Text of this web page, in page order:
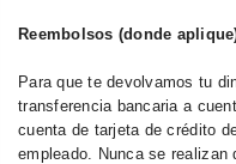
Reembolsos (donde
Para que te devolvamos tu
transferencia bancaria a
cuenta de tarjeta de crédito
empleado. Nunca se